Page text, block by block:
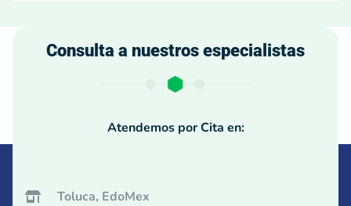
Consulta a nuestros especialistas
Atendemos por Cita en:
Toluca, EdoMex